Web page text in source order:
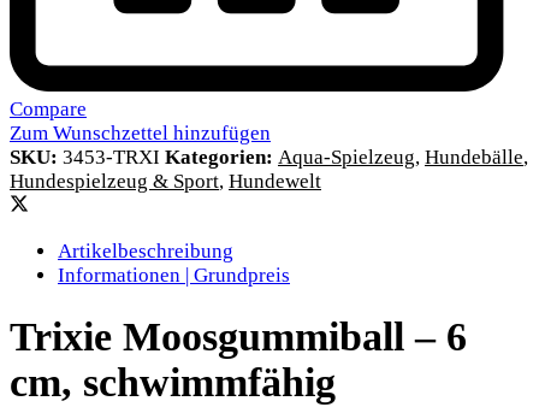
Compare
Zum Wunschzettel hinzufügen
SKU: 3453-TRXI Kategorien: Aqua-Spielzeug, Hundebälle,
Hundespielzeug & Sport, Hundewelt
Artikelbeschreibung
Informationen | Grundpreis
Trixie Moosgummiball – 6
cm, schwimmfähig